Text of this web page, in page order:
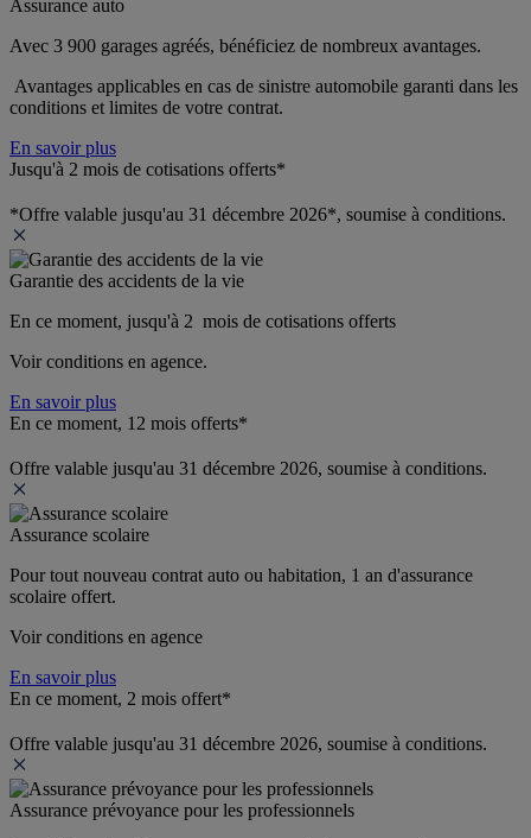
Assurance auto
Avec 3 900 garages agréés, bénéficiez de nombreux avantages.
Avantages applicables en cas de sinistre automobile garanti dans les
conditions et limites de votre contrat.
En savoir plus
Jusqu'à 2 mois de cotisations offerts*
*Offre valable jusqu'au 31 décembre 2026*, soumise à conditions.
Garantie des accidents de la vie
En ce moment, jusqu'à 2  mois de cotisations offerts
Voir conditions en agence.
En savoir plus
En ce moment, 12 mois offerts*
Offre valable jusqu'au 31 décembre 2026, soumise à conditions.
Assurance scolaire
Pour tout nouveau contrat auto ou habitation, 1 an d'assurance
scolaire offert.
Voir conditions en agence
En savoir plus
En ce moment, 2 mois offert*
Offre valable jusqu'au 31 décembre 2026, soumise à conditions.
Assurance prévoyance pour les professionnels